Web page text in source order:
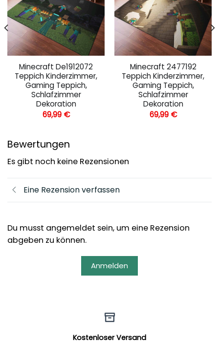
Minecraft De1912072
Teppich Kinderzimmer,
Gaming Teppich,
Schlafzimmer
Dekoration
69,99 €
Minecraft 2477192
Teppich Kinderzimmer,
Gaming Teppich,
Schlafzimmer
Dekoration
69,99 €
Bewertungen
Es gibt noch keine Rezensionen
Eine Rezension verfassen
Du musst angemeldet sein, um eine Rezension
abgeben zu können.
Anmelden
Kostenloser Versand